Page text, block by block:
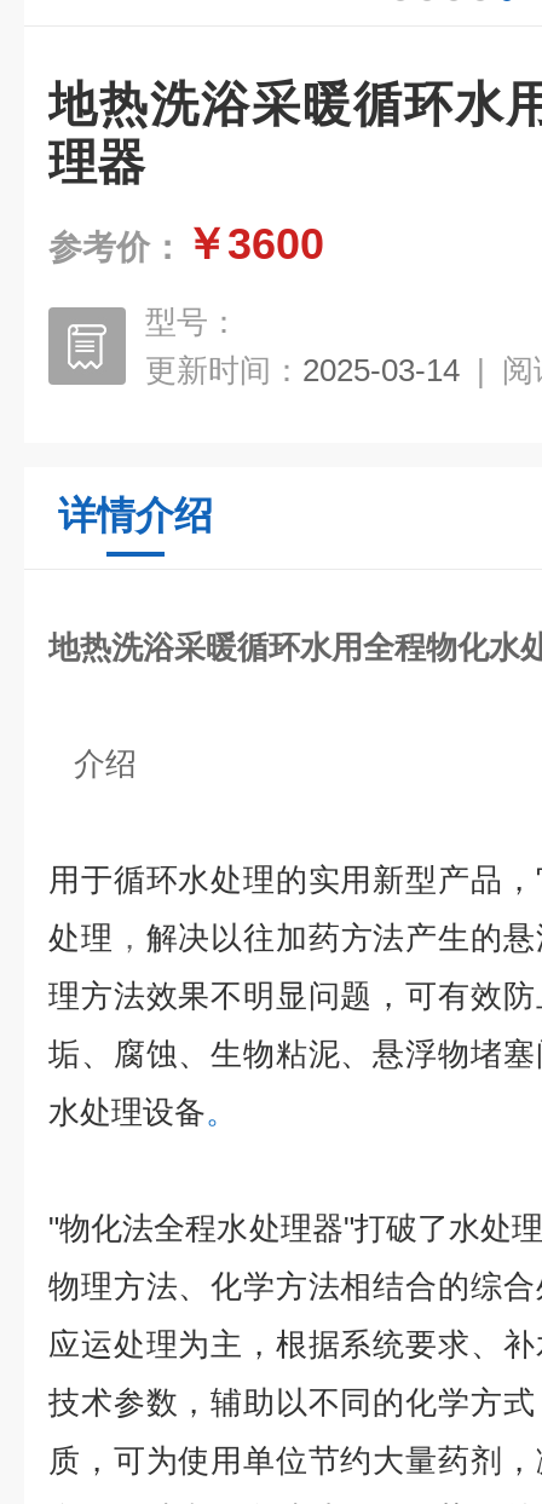
地热洗浴采暖循环水
理器
参考价： ￥3600
型号：
更新时间： 2025-03-14 | 阅
详情介绍
地热洗浴采暖循环水用全程物化水
介绍
用于循环水处理的实用新型产品
处理 ， 解决以往加药方法产生的
理方法效果不明显问题，可有效
垢、腐蚀、生物粘泥、悬浮物堵
水处理设备。
"物化法全程水处理器"打破了水处
物理方法、化学方法相结合的综
应运处理为主，根据系统要求、
技术参数，辅助以不同的化学方
质，可为使用单位节约大量药剂